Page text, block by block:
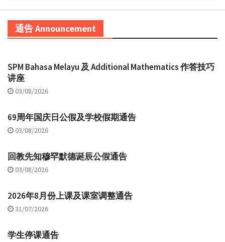
通告 Announcement
SPM Bahasa Melayu 及 Additional Mathematics 作答技巧
讲座
03/08/2026
69周年国庆日公假及学校假期通告
03/08/2026
回教先知穆罕默德诞辰公假通告
03/08/2026
2026年8月份上课及课室调整通告
31/07/2026
学生停课通告